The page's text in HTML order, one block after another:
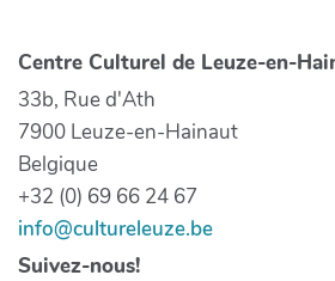
Centre Culturel de Leuze-en-
33b, Rue d'Ath
7900 Leuze-en-Hainaut
Belgique
+32 (0) 69 66 24 67
info@cultureleuze.be
Suivez-nous!